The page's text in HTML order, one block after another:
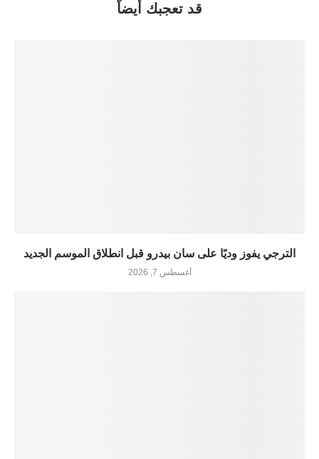
قد تعجبك أيضاً
الترجي يفوز وديًا على سان بيدرو قبل انطلاق الموسم الجديد
أغسطس 7, 2026